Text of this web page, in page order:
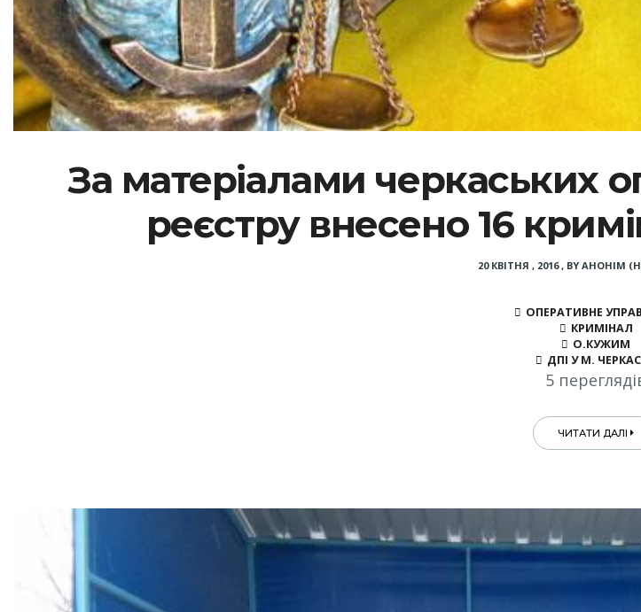
За матеріалами черкаських
реєстру внесено 16
20 КВІТНЯ , 2016, BY АНОНІМ
ОПЕРАТИВНЕ
КРИМІНАЛ
О.КУЖИМ
ДПІ У М.
5
ЧИТАТИ ДАЛІ